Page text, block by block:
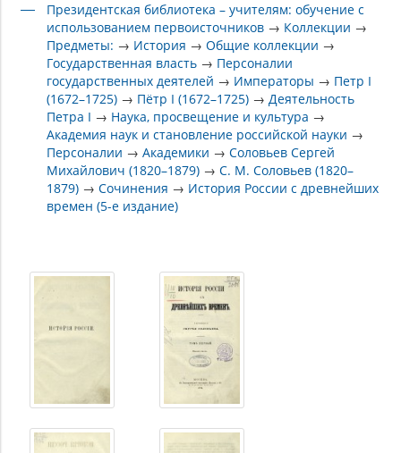
Президентская библиотека – учителям: обучение с
использованием первоисточников → Коллекции →
Предметы: → История →Общие коллекции →
Государственная власть → Персоналии
государственных деятелей → Императоры → Петр I
(1672–1725) → Пётр I (1672–1725) →Деятельность
Петра I → Наука, просвещение и культура →
Академия наук и становление российской науки →
Персоналии →Академики →Соловьев Сергей
Михайлович (1820–1879) →С. М. Соловьев (1820–
1879) →Сочинения → История России с древнейших
времен (5-е издание)